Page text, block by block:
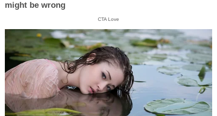
might be wrong
CTA Love